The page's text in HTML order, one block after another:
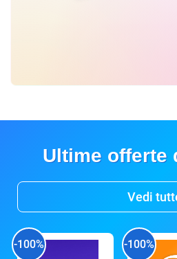
Ultime offerte
Vedi
-100% -100%